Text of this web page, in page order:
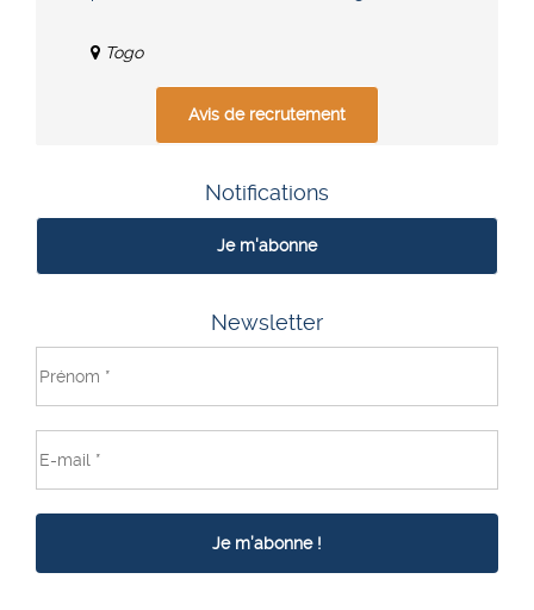
Togo
Avis de recrutement
Notifications
Je m'abonne
Newsletter